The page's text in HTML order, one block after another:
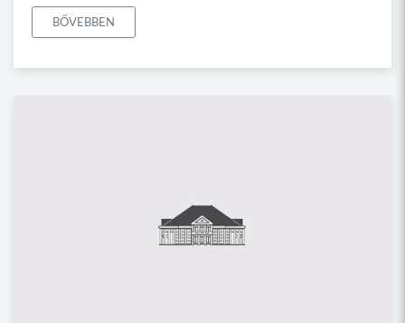
BŐVEBBEN